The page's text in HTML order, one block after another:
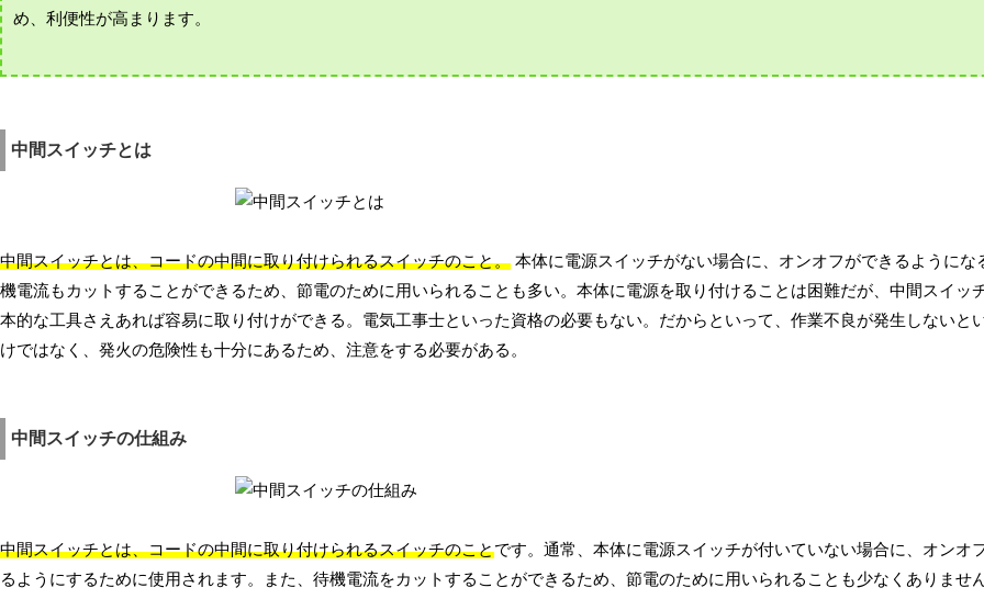
め、利便性が高まります。
中間スイッチとは
中間スイッチとは、コードの中間に取り付けられるスイッチのこと。 本体に電源スイッチがない場合に、オンオフができるようにな
機電流もカットすることができるため、節電のために用いられることも多い。本体に電源を取り付けることは困難だが、中間スイッ
本的な工具さえあれば容易に取り付けができる。電気工事士といった資格の必要もない。だからといって、作業不良が発生しないと
けではなく、発火の危険性も十分にあるため、注意をする必要がある。
中間スイッチの仕組み
中間スイッチとは、コードの中間に取り付けられるスイッチのことです。通常、本体に電源スイッチが付いていない場合に、オンオ
るようにするために使用されます。また、待機電流をカットすることができるため、節電のために用いられることも少なくありませ